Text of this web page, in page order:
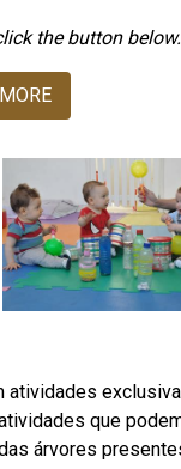
the button below.
que
árvores